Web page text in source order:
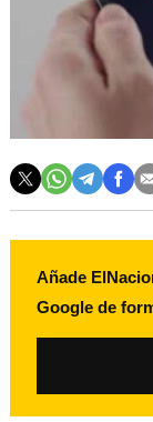
Añade
Google de